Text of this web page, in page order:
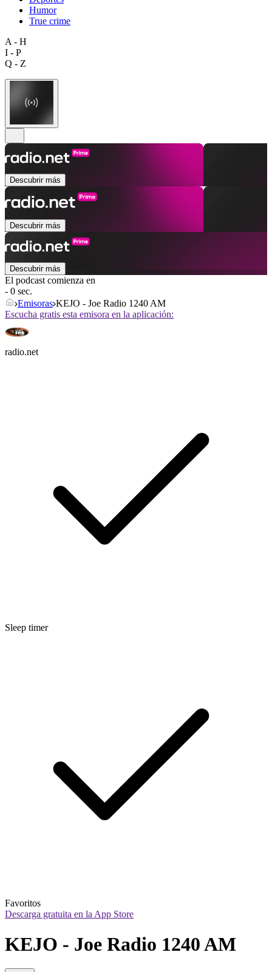
Humor
True crime
A - H
I - P
Q - Z
Descubrir más
Descubrir más
Descubrir más
El podcast comienza en
- 0 sec.
Emisoras KEJO - Joe Radio 1240 AM
Escucha gratis esta emisora en la aplicación:
radio.net
Sleep timer
Favoritos
Descarga gratuita en la App Store
KEJO - Joe Radio 1240 AM